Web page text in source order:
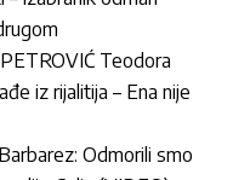
Teodora
iz rijalitija – Ena nije
Odmorili smo